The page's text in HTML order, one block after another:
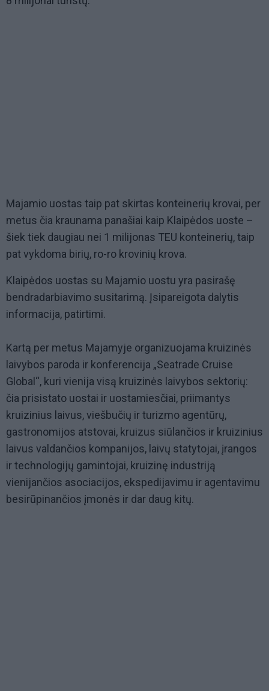
Majamio uostas taip pat skirtas konteinerių krovai, per
metus čia kraunama panašiai kaip Klaipėdos uoste –
šiek tiek daugiau nei 1 milijonas TEU konteinerių, taip
pat vykdoma birių, ro-ro krovinių krova.
Klaipėdos uostas su Majamio uostu yra pasirašę
bendradarbiavimo susitarimą. Įsipareigota dalytis
informacija, patirtimi.
Kartą per metus Majamyje organizuojama kruizinės
laivybos paroda ir konferencija „Seatrade Cruise
Global“, kuri vienija visą kruizinės laivybos sektorių:
čia prisistato uostai ir uostamiesčiai, priimantys
kruizinius laivus, viešbučių ir turizmo agentūrų,
gastronomijos atstovai, kruizus siūlančios ir kruizinius
laivus valdančios kompanijos, laivų statytojai, įrangos
ir technologijų gamintojai, kruizinę industriją
vienijančios asociacijos, ekspedijavimu ir agentavimu
besirūpinančios įmonės ir dar daug kitų.